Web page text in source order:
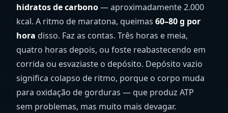
hidratos de carbono— aproximadamente 2.000
kcal. A ritmo de maratona, queimas 60–80 g por
hora disso. Faz as contas. Três horas e meia,
quatro horas depois, ou foste reabastecendo em
corrida ou esvaziaste o depósito. Depósito vazio
significa colapso de ritmo, porque o corpo muda
para oxidação de gorduras — que produz ATP
sem problemas, mas muito mais devagar.